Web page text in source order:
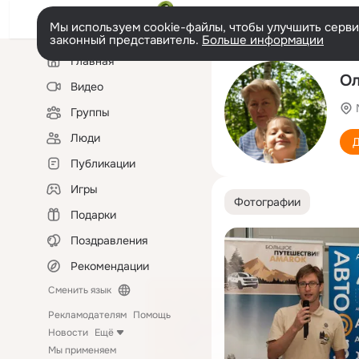
Мы используем cookie-файлы, чтобы улучшить
законный представитель. Больше информации
Левая
колонкаГлавная
Видео
Группы
Люди
Публикации
Игры
Подарки
Поздравления
Рекомендации
Сменить язык
Рекламодателям Помощь
Новости Ещё
Мы применяем
Фотографии